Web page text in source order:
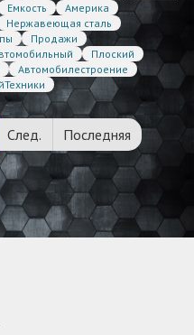
Емкость
Америка
Нержавеющая сталь
Продажи
Плоский
Автомобилестроение
След. Последняя